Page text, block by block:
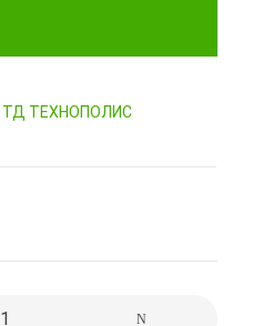
ТД ТЕХНОПОЛИС